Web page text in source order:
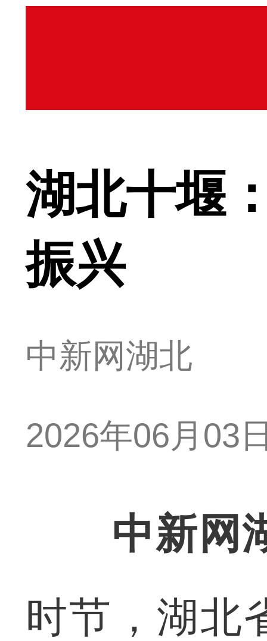
湖北十堰
振兴
中新网湖北
2026年06月03
中新网
时节，湖北